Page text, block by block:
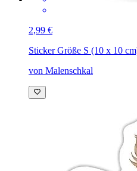
2,99 €
Sticker Größe S (10 x 10
von Malenschkal